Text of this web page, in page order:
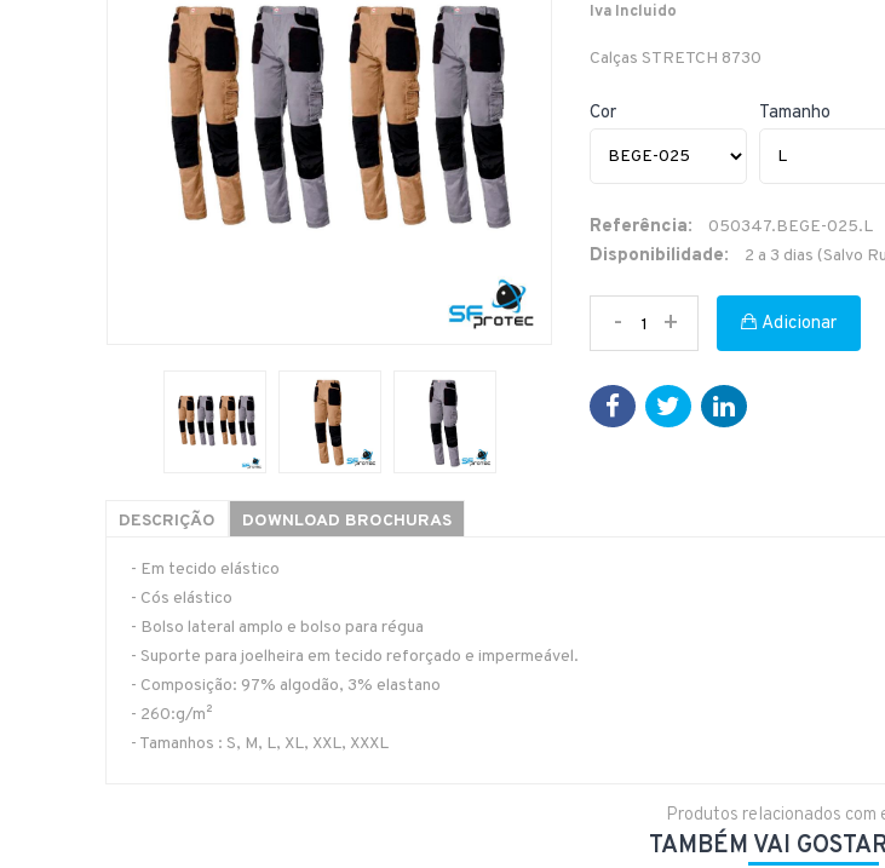
Iva Incluido
Calças STRETCH 8730
Cor Tamanho
Referência: 050347.BEGE-025.L
Disponibilidade: 2 a 3 dias (Salvo
- + Adicionar
DESCRIÇÃO DOWNLOAD BROCHURAS
- Em tecido elástico
- Cós elástico
- Bolso lateral amplo e bolso para régua
- Suporte para joelheira em tecido reforçado e impermeável.
- Composição: 97% algodão, 3% elastano
- 260:g/m²
- Tamanhos : S, M, L, XL, XXL, XXXL
Produtos relacionados com
TAMBÉM VAI